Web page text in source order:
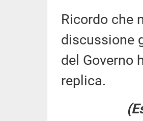
Ricordo che
discussione
del Governo
replica.